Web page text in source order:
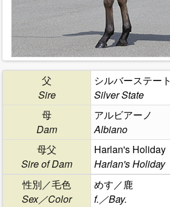
父
Sire
シルバーステート
Silver State
母
Dam
アルビアーノ
Albiano
母父
Sire of Dam
Harlan's Holiday
Harlan's Holiday
性別／毛色
Sex／Color
めす／鹿
f.／Bay.